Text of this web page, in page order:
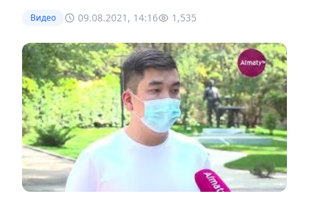
Видео 09.08.2021, 14:16 1,535